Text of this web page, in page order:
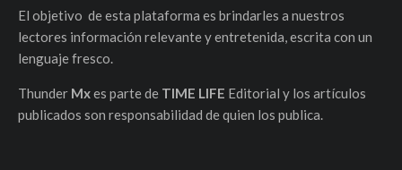
El objetivo de esta plataforma es brindarles a nuestros
lectores información relevante y entretenida, escrita con un
lenguaje fresco.
Thunder Mxes parte de TIME LIFE Editorial y los artículos
publicados son responsabilidad de quien los publica.